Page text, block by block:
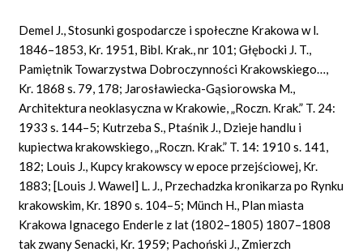
Demel J., Stosunki gospodarcze i społeczne Krakowa w l.
1846–1853, Kr. 1951, Bibl. Krak., nr 101; Głębocki J. T.,
Pamiętnik Towarzystwa Dobroczynności Krakowskiego…,
Kr. 1868 s. 79, 178; Jarosławiecka-Gąsiorowska M.,
Architektura neoklasyczna w Krakowie, „Roczn. Krak.” T. 24:
1933 s. 144–5; Kutrzeba S., Ptaśnik J., Dzieje handlu i
kupiectwa krakowskiego, „Roczn. Krak.” T. 14: 1910 s. 141,
182; Louis J., Kupcy krakowscy w epoce przejściowej, Kr.
1883; [Louis J. Wawel] L. J., Przechadzka kronikarza po Rynku
krakowskim, Kr. 1890 s. 104–5; Münch H., Plan miasta
Krakowa Ignacego Enderle z lat (1802–1805) 1807–1808
tak zwany Senacki, Kr. 1959; Pachoński J., Zmierzch